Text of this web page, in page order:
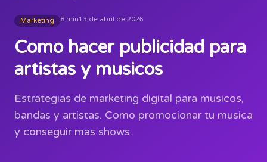
Marketing 8 min13 de abril de 2026
Como hacer publicidad para
artistas y musicos
Estrategias de marketing digital para musicos,
bandas y artistas. Como promocionar tu musica
y conseguir mas shows.